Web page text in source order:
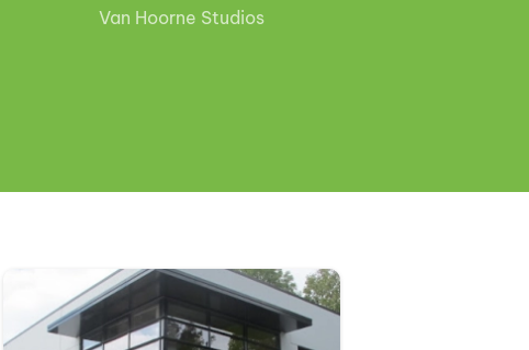
Van Hoorne Studios